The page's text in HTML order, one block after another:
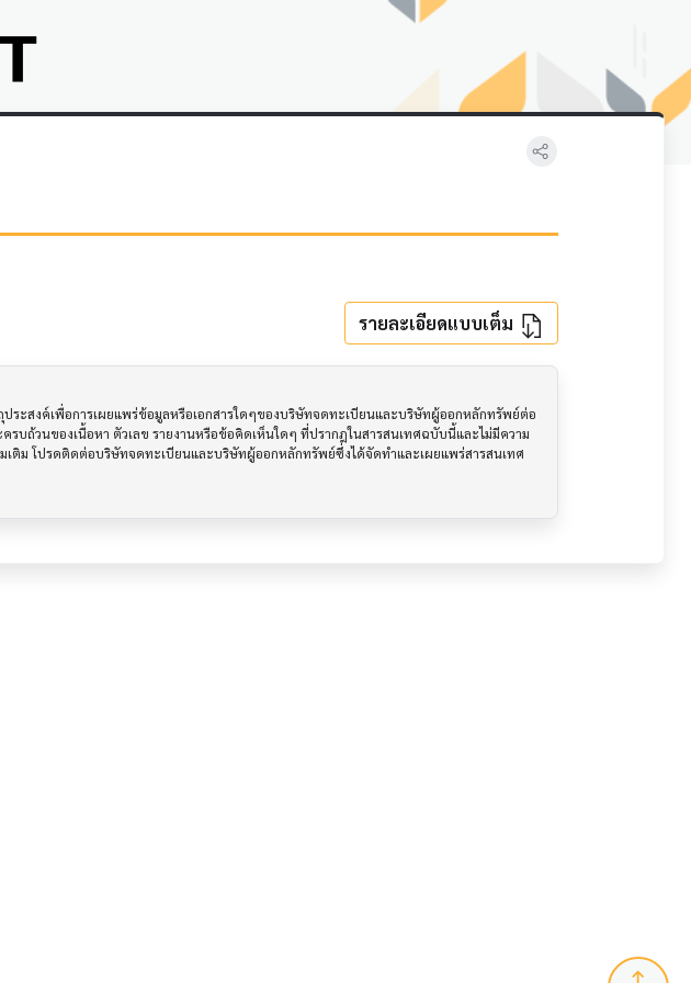
รายละเอียดแบบเต็ม
ะสงค์เพื่อการเผยแพร่ข้อมูลหรือเอกสารใดๆของบริษัทจดทะเบียนและบริษัทผู้ออกหลักทรัพย์ต่อ
ถ้วนของเนื้อหา ตัวเลข รายงานหรือข้อคิดเห็นใดๆ ที่ปรากฎในสารสนเทศฉบับนี้และไม่มีความ
เติม โปรดติดต่อบริษัทจดทะเบียนและบริษัทผู้ออกหลักทรัพย์ซึ่งได้จัดทำและเผยแพร่สารสนเทศ